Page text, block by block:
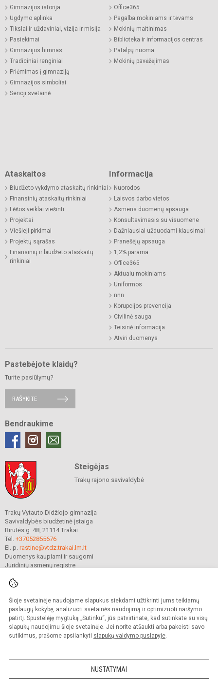
Šioje svetainėje naudojame slapukus siekdami užtikrinti jums teikiamų
paslaugų kokybę, analizuoti svetainės naudojimą ir optimizuoti naršymo
patirtį. Spustelėję mygtuką „Sutinku“, jūs patvirtinate, kad sutinkate su visų
slapukų naudojimu šioje svetainėje. Jei norite atšaukti arba pakeisti savo
sutikimus, prašome apsilankyti slapukų valdymo puslapyje.
NUSTATYMAI
Gimnazijos istorija
Ugdymo aplinka
Tikslai ir uždaviniai, vizija ir misija
Pasiekimai
Gimnazijos himnas
Tradiciniai renginiai
Priėmimas į gimnaziją
Gimnazijos simboliai
Senoji svetainė
Office365
Pagalba mokiniams ir tėvams
Mokinių maitinimas
Biblioteka ir informacijos centras
Patalpų nuoma
Mokinių pavėžėjimas
Ataskaitos
Biudžeto vykdymo ataskaitų rinkiniai
Finansinių ataskaitų rinkiniai
Lėšos veiklai viešinti
Projektai
Viešieji pirkimai
Projektų sąrašas
Finansinių ir biudžeto ataskaitų
rinkiniai
Informacija
Nuorodos
Laisvos darbo vietos
Asmens duomenų apsauga
Konsultavimasis su visuomene
Dažniausiai užduodami klausimai
Pranešėjų apsauga
1,2% parama
Office365
Aktualu mokiniams
Uniformos
nnn
Korupcijos prevencija
Civilinė sauga
Teisinė informacija
Atviri duomenys
Pastebėjote klaidų?
Turite pasiūlymų?
RAŠYKITE
Bendraukime
Steigėjas
Trakų rajono savivaldybė
Trakų Vytauto Didžiojo gimnazija
Savivaldybės biudžetinė įstaiga
Birutės g. 48, 21114 Trakai
Tel. +37052855676
El. p. rastine@vtdz.trakai.lm.lt
Duomenys kaupiami ir saugomi
Juridinių asmenų registre
© 2021. Trakų Vytauto Didžiojo gimnazija. Visos teisės saugomos.
Kopijuoti turinį be raštiško gimnazijos sutikimo griežtai draudžiama.
Prieinamumo paraiška Slapukų valdymas